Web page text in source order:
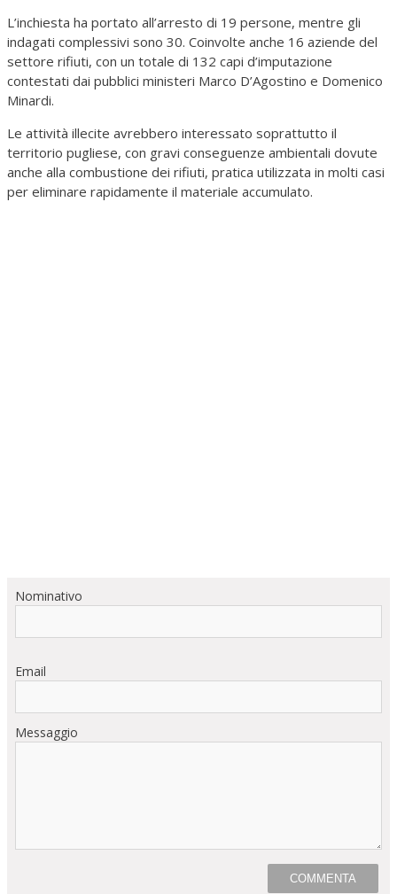
L’inchiesta ha portato all’arresto di 19 persone, mentre gli
indagati complessivi sono 30. Coinvolte anche 16 aziende del
settore rifiuti, con un totale di 132 capi d’imputazione
contestati dai pubblici ministeri Marco D’Agostino e Domenico
Minardi.
Le attività illecite avrebbero interessato soprattutto il
territorio pugliese, con gravi conseguenze ambientali dovute
anche alla combustione dei rifiuti, pratica utilizzata in molti casi
per eliminare rapidamente il materiale accumulato.
Nominativo
Email
Messaggio